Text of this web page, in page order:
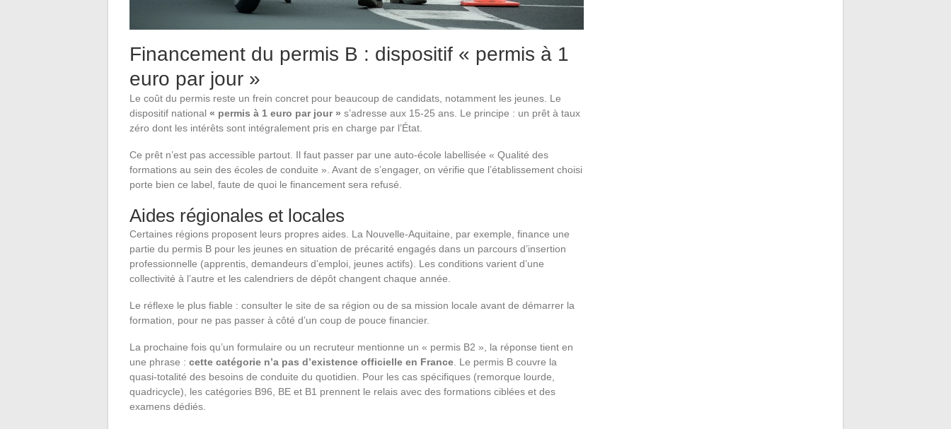
Financement du permis B : dispositif « permis à 1
euro par jour »
Le coût du permis reste un frein concret pour beaucoup de candidats, notamment les jeunes. Le
dispositif national « permis à 1 euro par jour » s’adresse aux 15-25 ans. Le principe : un prêt à taux
zéro dont les intérêts sont intégralement pris en charge par l’État.
Ce prêt n’est pas accessible partout. Il faut passer par une auto-école labellisée « Qualité des
formations au sein des écoles de conduite ». Avant de s’engager, on vérifie que l’établissement choisi
porte bien ce label, faute de quoi le financement sera refusé.
Aides régionales et locales
Certaines régions proposent leurs propres aides. La Nouvelle-Aquitaine, par exemple, finance une
partie du permis B pour les jeunes en situation de précarité engagés dans un parcours d’insertion
professionnelle (apprentis, demandeurs d’emploi, jeunes actifs). Les conditions varient d’une
collectivité à l’autre et les calendriers de dépôt changent chaque année.
Le réflexe le plus fiable : consulter le site de sa région ou de sa mission locale avant de démarrer la
formation, pour ne pas passer à côté d’un coup de pouce financier.
La prochaine fois qu’un formulaire ou un recruteur mentionne un « permis B2 », la réponse tient en
une phrase : cette catégorie n’a pas d’existence officielle en France . Le permis B couvre la
quasi-totalité des besoins de conduite du quotidien. Pour les cas spécifiques (remorque lourde,
quadricycle), les catégories B96, BE et B1 prennent le relais avec des formations ciblées et des
examens dédiés.